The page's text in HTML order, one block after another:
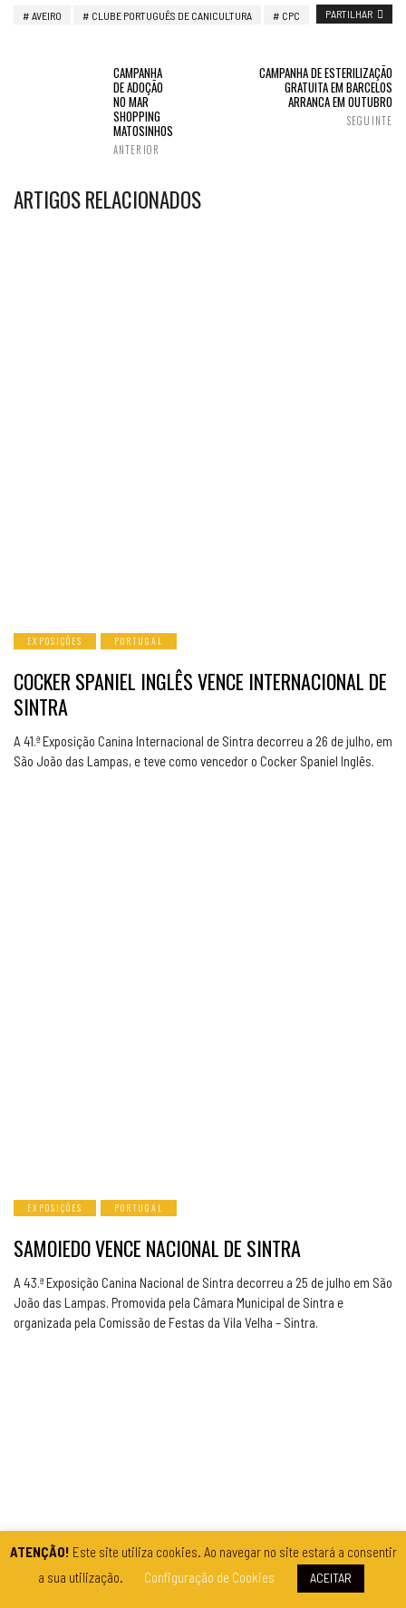
AVEIRO CLUBE PORTUGUÊS DE CANICULTURA CPC PARTILHAR
CAMPANHA
DE ADOÇÃO
NO MAR
SHOPPING
MATOSINHOS
ANTERIOR
CAMPANHA DE ESTERILIZAÇÃO
GRATUITA EM BARCELOS
ARRANCA EM OUTUBRO
SEGUINTE
ARTIGOS RELACIONADOS
EXPOSIÇÕES PORTUGAL
COCKER SPANIEL INGLÊS VENCE INTERNACIONAL DE
SINTRA
A 41.ª Exposição Canina Internacional de Sintra decorreu a 26 de julho, em
São João das Lampas, e teve como vencedor o Cocker Spaniel Inglês.
EXPOSIÇÕES PORTUGAL
SAMOIEDO VENCE NACIONAL DE SINTRA
A 43.ª Exposição Canina Nacional de Sintra decorreu a 25 de julho em São
João das Lampas. Promovida pela Câmara Municipal de Sintra e
organizada pela Comissão de Festas da Vila Velha – Sintra.
ATENÇÃO! Este site utiliza cookies. Ao navegar no site estará a consentir
a sua utilização.
Configuração de Cookies ACEITAR